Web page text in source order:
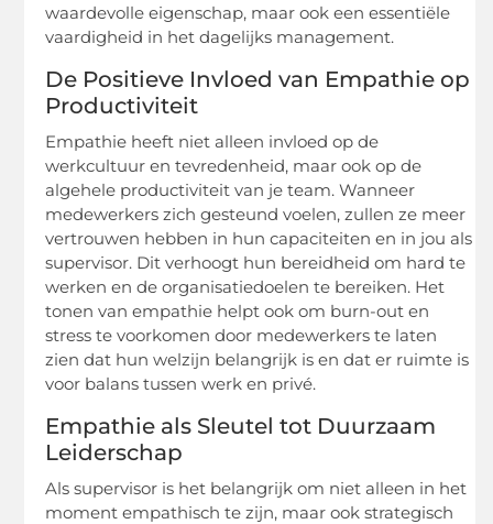
waardevolle eigenschap, maar ook een essentiële
vaardigheid in het dagelijks management.
De Positieve Invloed van Empathie op
Productiviteit
Empathie heeft niet alleen invloed op de
werkcultuur en tevredenheid, maar ook op de
algehele productiviteit van je team. Wanneer
medewerkers zich gesteund voelen, zullen ze meer
vertrouwen hebben in hun capaciteiten en in jou als
supervisor. Dit verhoogt hun bereidheid om hard te
werken en de organisatiedoelen te bereiken. Het
tonen van empathie helpt ook om burn-out en
stress te voorkomen door medewerkers te laten
zien dat hun welzijn belangrijk is en dat er ruimte is
voor balans tussen werk en privé.
Empathie als Sleutel tot Duurzaam
Leiderschap
Als supervisor is het belangrijk om niet alleen in het
moment empathisch te zijn, maar ook strategisch